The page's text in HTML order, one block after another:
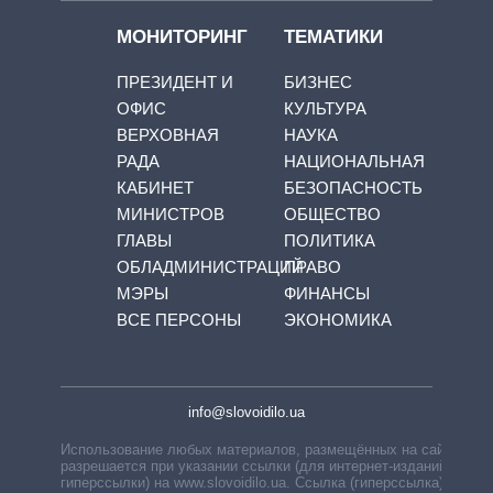
МОНИТОРИНГ
ПРЕЗИДЕНТ И
ОФИС
ВЕРХОВНАЯ
РАДА
КАБИНЕТ
МИНИСТРОВ
ГЛАВЫ
ОБЛАДМИНИСТРАЦИЙ
МЭРЫ
ВСЕ ПЕРСОНЫ
ТЕМАТИКИ
БИЗНЕС
КУЛЬТУРА
НАУКА
НАЦИОНАЛЬНАЯ
БЕЗОПАСНОСТЬ
ОБЩЕСТВО
ПОЛИТИКА
ПРАВО
ФИНАНСЫ
ЭКОНОМИКА
info@slovoidilo.ua
Использование любых материалов, размещённых на сайте,
разрешается при указании ссылки (для интернет-изданий —
гиперссылки) на www.slovoidilo.ua. Ссылка (гиперссылка)